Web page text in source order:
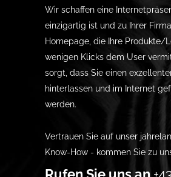
Wir schaffen eine
einzigartig ist und zu Ihrer
Homepage, die Ihre Produkte/
wenigen Klicks dem User
sorgt, dass Sie einen
hinterlassen und im Internet
werden.
Vertrauen Sie auf unser
Know-How - kommen Sie zu